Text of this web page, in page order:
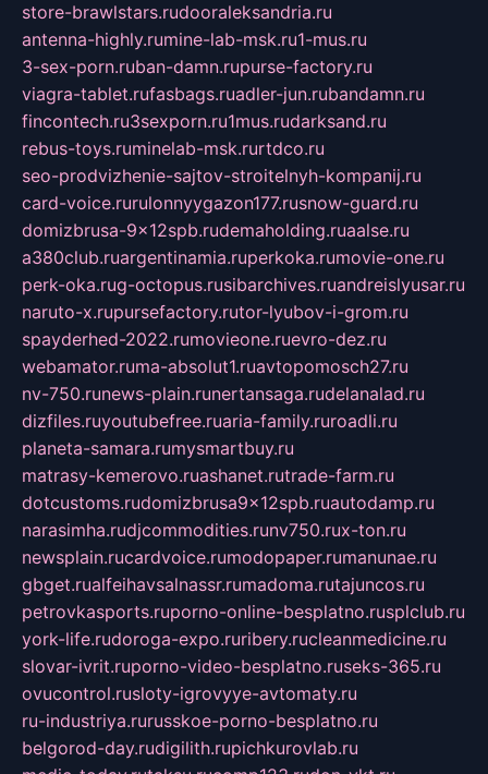
store-brawlstars.rudooraleksandria.ru
antenna-highly.rumine-lab-msk.ru1-mus.ru
3-sex-porn.ruban-damn.rupurse-factory.ru
viagra-tablet.rufasbags.ruadler-jun.rubandamn.ru
fincontech.ru3sexporn.ru1mus.rudarksand.ru
rebus-toys.ruminelab-msk.rurtdco.ru
seo-prodvizhenie-sajtov-stroitelnyh-kompanij.ru
card-voice.rurulonnyygazon177.rusnow-guard.ru
domizbrusa-9x12spb.rudemaholding.ruaalse.ru
a380club.ruargentinamia.ruperkoka.rumovie-one.ru
perk-oka.rug-octopus.rusibarchives.ruandreislyusar.ru
naruto-x.rupursefactory.rutor-lyubov-i-grom.ru
spayderhed-2022.rumovieone.ruevro-dez.ru
webamator.ruma-absolut1.ruavtopomosch27.ru
nv-750.runews-plain.runertansaga.rudelanalad.ru
dizfiles.ruyoutubefree.ruaria-family.ruroadli.ru
planeta-samara.rumysmartbuy.ru
matrasy-kemerovo.ruashanet.rutrade-farm.ru
dotcustoms.rudomizbrusa9x12spb.ruautodamp.ru
narasimha.rudjcommodities.runv750.rux-ton.ru
newsplain.rucardvoice.rumodopaper.rumanunae.ru
gbget.rualfeihavsalnassr.rumadoma.rutajuncos.ru
petrovkasports.ruporno-online-besplatno.rusplclub.ru
york-life.rudoroga-expo.ruribery.rucleanmedicine.ru
slovar-ivrit.ruporno-video-besplatno.ruseks-365.ru
ovucontrol.rusloty-igrovyye-avtomaty.ru
ru-industriya.rurusskoe-porno-besplatno.ru
belgorod-day.rudigilith.rupichkurovlab.ru